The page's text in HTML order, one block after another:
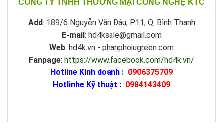
CÔNG TY TNHH THƯƠNG MẠI CÔNG NGHỆ KTC
Add: 189/6 Nguyễn Văn Đậu, P.11, Q. Bình Thạnh
E-mail: hd4ksale@gmail.com
Web: hd4k.vn - phanphoiugreen.com
Fanpage: https://www.facebook.com/hd4k.vn/
Hotline Kinh doanh : 0906375709
Hotlinhe Kỹ thuật : 0984143409